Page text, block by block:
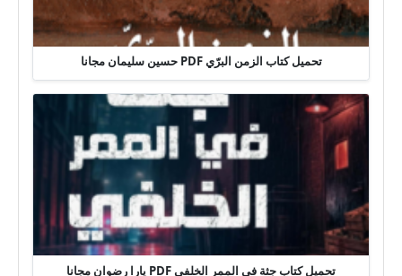
تحميل كتاب الزمن البرّي PDF حسين سليمان مجانا
تحميل كتاب جثة فى الممر الخلفى PDF يارا رضوان مجانا